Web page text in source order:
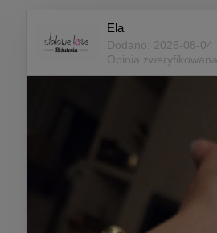
Ela
Dodano: 2026-08-04
Opinia zweryfikowana